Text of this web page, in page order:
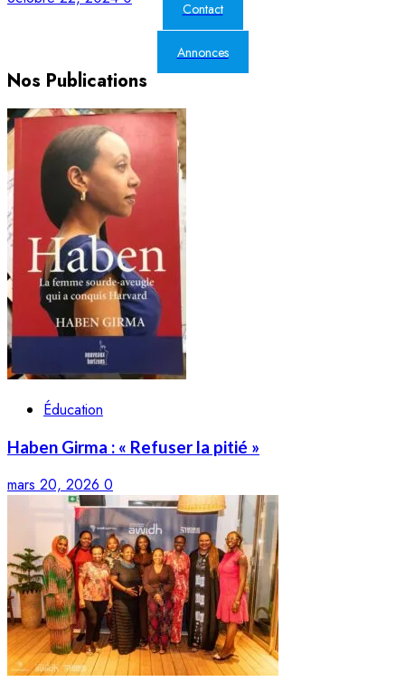
Contact
Annonces
Nos Publications
Éducation
Haben Girma : « Refuser la pitié »
mars 20, 2026 0